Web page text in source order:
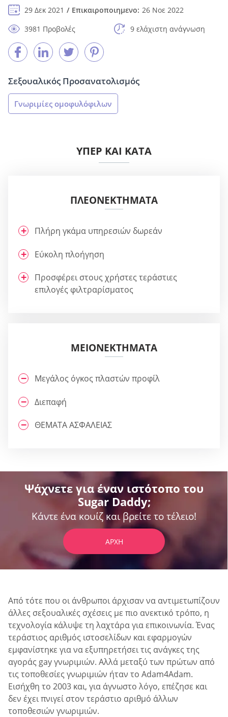
29 Δεκ 2021 Επικαιροποιημενο: 26 Νοε 2022
3981 Προβολές
9 ελάχιστη ανάγνωση
Σεξουαλικός Προσανατολισμός
Γνωριμίες ομοφυλόφιλων
ΥΠΈΡ ΚΑΙ ΚΑΤΆ
ΠΛΕΟΝΕΚΤΉΜΑΤΑ
Πλήρη γκάμα υπηρεσιών δωρεάν
Εύκολη πλοήγηση
Προσφέρει στους χρήστες τεράστιες
επιλογές φιλτραρίσματος
ΜΕΙΟΝΕΚΤΉΜΑΤΑ
Μεγάλος όγκος πλαστών προφίλ
Διεπαφή
ΘΕΜΑΤΑ ΑΣΦΑΛΕΙΑΣ
Ψάχνετε για έναν ιστότοπο του
Sugar Daddy;
Κάντε ένα κουίζ και βρείτε το τέλειο!
ΑΡΧΉ
Από τότε που οι άνθρωποι άρχισαν να αντιμετωπίζουν
άλλες σεξουαλικές σχέσεις με πιο ανεκτικό τρόπο, η
τεχνολογία κάλυψε τη λαχτάρα για επικοινωνία. Ένας
τεράστιος αριθμός ιστοσελίδων και εφαρμογών
εμφανίστηκε για να εξυπηρετήσει τις ανάγκες της
αγοράς gay γνωριμιών. Αλλά μεταξύ των πρώτων από
τις τοποθεσίες γνωριμιών ήταν το Adam4Adam.
Εισήχθη το 2003 και, για άγνωστο λόγο, επέζησε και
δεν έχει πνιγεί στον τεράστιο αριθμό άλλων
τοποθεσιών γνωριμιών.